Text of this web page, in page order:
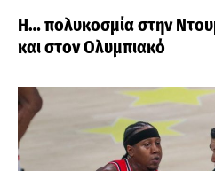
Η… πολυκοσμία στην
και στον Ολυμπιακό